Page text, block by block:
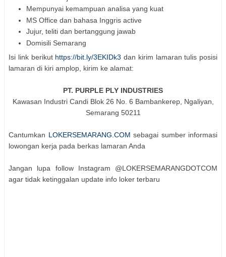
Mempunyai kemampuan analisa yang kuat
MS Office dan bahasa Inggris active
Jujur, teliti dan bertanggung jawab
Domisili Semarang
Isi link berikut https://bit.ly/3EKIDk3 dan kirim lamaran tulis posisi
lamaran di kiri amplop, kirim ke alamat:
PT. PURPLE PLY INDUSTRIES
Kawasan Industri Candi Blok 26 No. 6 Bambankerep, Ngaliyan,
Semarang 50211
Cantumkan LOKERSEMARANG.COM sebagai sumber informasi
lowongan kerja pada berkas lamaran Anda
Jangan lupa follow Instagram @LOKERSEMARANGDOTCOM
agar tidak ketinggalan update info loker terbaru